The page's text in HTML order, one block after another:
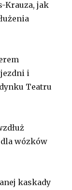
Krauza, jak
i
Teatru
wózków
kaskady